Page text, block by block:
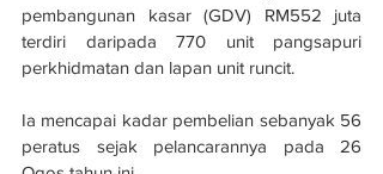
pembangunan kasar (GDV) RM552 juta
terdiri daripada 770 unit pangsapuri
perkhidmatan dan lapan unit runcit.
Ia mencapai kadar pembelian sebanyak 56
peratus sejak pelancarannya pada 26